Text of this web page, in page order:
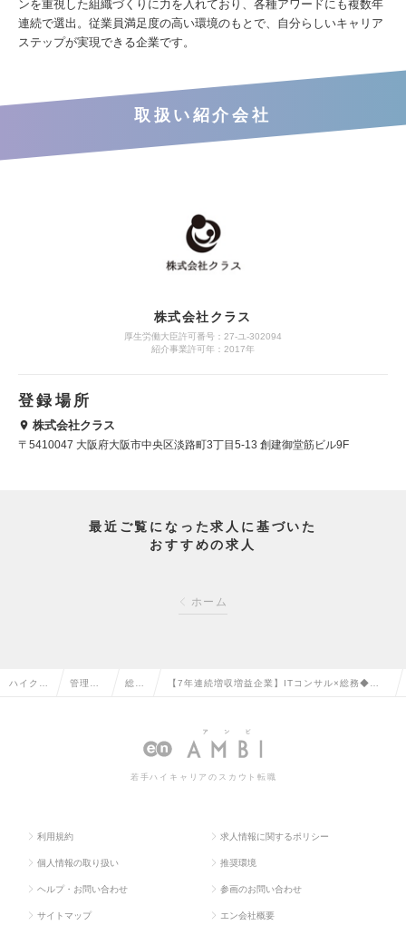
ンを重視した組織づくりに力を入れており、各種アワードにも複数年
連続で選出。従業員満足度の高い環境のもとで、自分らしいキャリア
ステップが実現できる企業です。
取扱い紹介会社
株式会社クラス
厚生労働大臣許可番号：27-ユ-302094
紹介事業許可年：2017年
登録場所
株式会社クラス
〒5410047 大阪府大阪市中央区淡路町3丁目5-13 創建御堂筋ビル9F
最近ご覧になった求人に基づいた
おすすめの求人
ホーム
ハイクラ 管理部 総務 【7年連続増収増益企業】ITコンサル×総務◆朝ゆ
の求人情報
若手ハイキャリアのスカウト転職
利用規約 求人情報に関するポリシー
個人情報の取り扱い 推奨環境
ヘルプ・お問い合わせ 参画のお問い合わせ
サイトマップ エン会社概要